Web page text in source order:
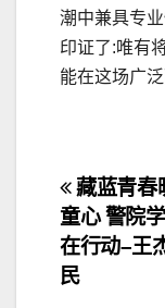
潮中兼具专
印证了:唯有
能在这场广
文
章
导
藏蓝青春
童心 警院
在行动–王
民